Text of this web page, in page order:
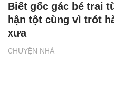
CHUYỆN NHÀ
Biết gốc gác bé trai
hận tột cùng vì trót
xưa